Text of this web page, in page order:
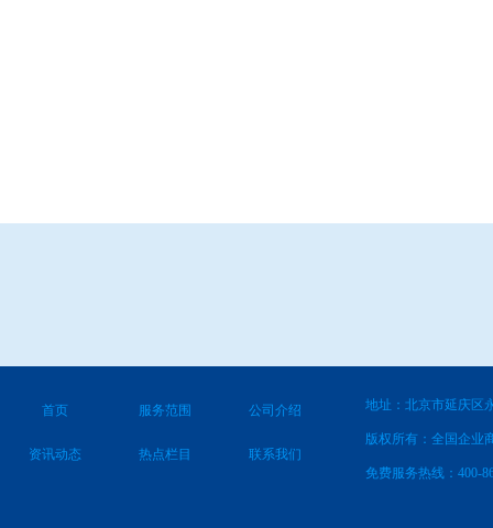
首页 服务范围 公司介绍
资讯动态 热点栏目 联系我们
地址：北京市延庆区
版权所有：全国企业
免费服务热线：